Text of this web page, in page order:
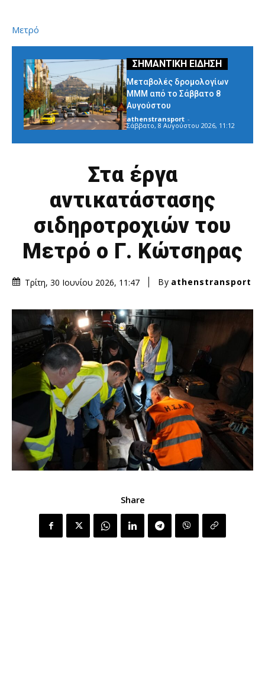
Μετρό
Μεταβολές δρομολογίων
ΜΜΜ από το Σάββατο 8
Αυγούστου
athenstransport -
Σάββατο, 8 Αυγούστου 2026, 11:12
Στα έργα
αντικατάστασης
σιδηροτροχιών του
Μετρό ο Γ. Κώτσηρας
Τρίτη, 30 Ιουνίου 2026, 11:47 By athenstransport
Share